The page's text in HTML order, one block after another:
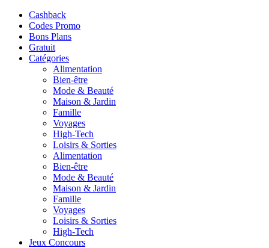
Cashback
Codes Promo
Bons Plans
Gratuit
Catégories
Alimentation
Bien-être
Mode & Beauté
Maison & Jardin
Famille
Voyages
High-Tech
Loisirs & Sorties
Alimentation
Bien-être
Mode & Beauté
Maison & Jardin
Famille
Voyages
Loisirs & Sorties
High-Tech
Jeux Concours